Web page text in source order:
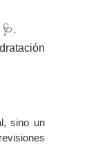
sino un